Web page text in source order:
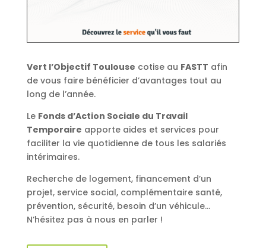
Vert l’Objectif Toulouse cotise au FASTT afin
de vous faire bénéficier d’avantages tout au
long de l’année.
Le Fonds d’Action Sociale du Travail
Temporaire apporte aides et services pour
faciliter la vie quotidienne de tous les salariés
intérimaires.
Recherche de logement, financement d’un
projet, service social, complémentaire santé,
prévention, sécurité, besoin d’un véhicule…
N’hésitez pas à nous en parler !